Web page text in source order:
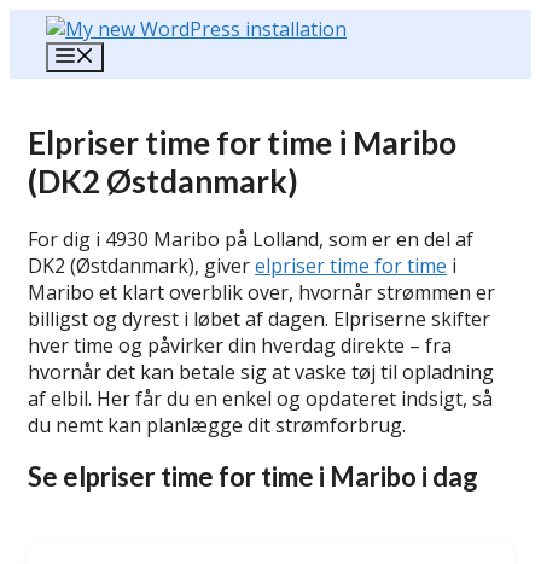
Hop
indhold
Elpriser time for time i Maribo
(DK2 Østdanmark)
For dig i 4930 Maribo på Lolland, som er en del af
DK2 (Østdanmark), giverelpriser time for time i
Maribo et klart overblik over, hvornår strømmen er
billigst og dyrest i løbet af dagen. Elpriserne skifter
hver time og påvirker din hverdag direkte – fra
hvornår det kan betale sig at vaske tøj til opladning
af elbil. Her får du en enkel og opdateret indsigt, så
du nemt kan planlægge dit strømforbrug.
Se elpriser time for time i Maribo i dag